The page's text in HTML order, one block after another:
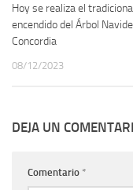
Hoy se realiza el
encendido del Árbol
Concordia
08/12/2023
DEJA UN
Comentario *